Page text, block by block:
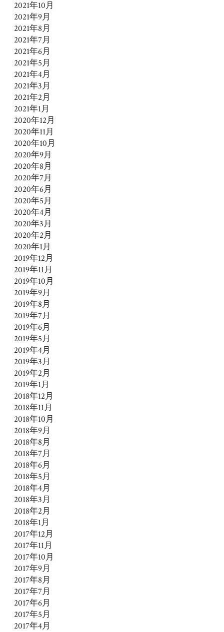
2021年10月
2021年9月
2021年8月
2021年7月
2021年6月
2021年5月
2021年4月
2021年3月
2021年2月
2021年1月
2020年12月
2020年11月
2020年10月
2020年9月
2020年8月
2020年7月
2020年6月
2020年5月
2020年4月
2020年3月
2020年2月
2020年1月
2019年12月
2019年11月
2019年10月
2019年9月
2019年8月
2019年7月
2019年6月
2019年5月
2019年4月
2019年3月
2019年2月
2019年1月
2018年12月
2018年11月
2018年10月
2018年9月
2018年8月
2018年7月
2018年6月
2018年5月
2018年4月
2018年3月
2018年2月
2018年1月
2017年12月
2017年11月
2017年10月
2017年9月
2017年8月
2017年7月
2017年6月
2017年5月
2017年4月